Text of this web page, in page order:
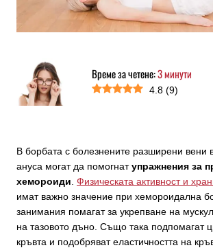
Време за четене:3минути
4.8 (9)
В борбата с болезнените разширени вени
ануса могат да помогнатупражнения за
хемороиди Физическата активност и
имат важно значение при хемороидална
занимания помагат за укрепване на
на тазовото дъно. Също така подпомагат
кръвта и подобряват еластичността на